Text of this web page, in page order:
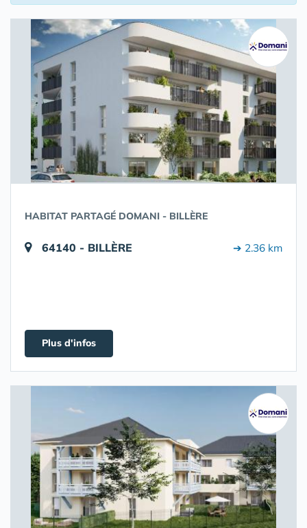
HABITAT PARTAGÉ DOMANI - BILLÈRE
64140 - BILLÈRE ➔ 2.36 km
Plus d'infos